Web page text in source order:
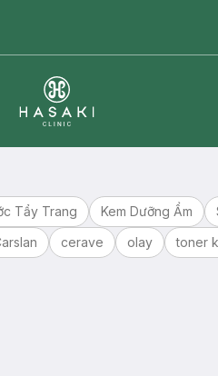
Tẩy Trang Kem Dưỡng Ẩm
cerave olay toner